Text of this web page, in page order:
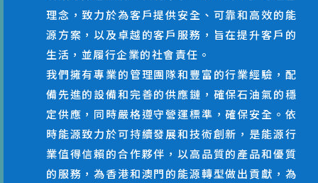
理念，致力於為客戶提供安全、可靠和高效的能
源方案，以及卓越的客戶服務，旨在提升客戶的
生活，並履行企業的社會責任。
我們擁有專業的管理團隊和豐富的行業經驗，配
備先進的設備和完善的供應鏈，確保石油氣的穩
定供應，同時嚴格遵守營運標準，確保安全。依
時能源致力於可持續發展和技術創新，是能源行
業值得信賴的合作夥伴，以高品質的產品和優質
的服務，為香港和澳門的能源轉型做出貢獻，為